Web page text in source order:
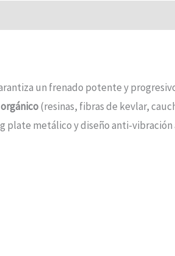
un frenado potente y
orgánico(resinas, fibras de kevlar,
plate metálico y diseño anti-